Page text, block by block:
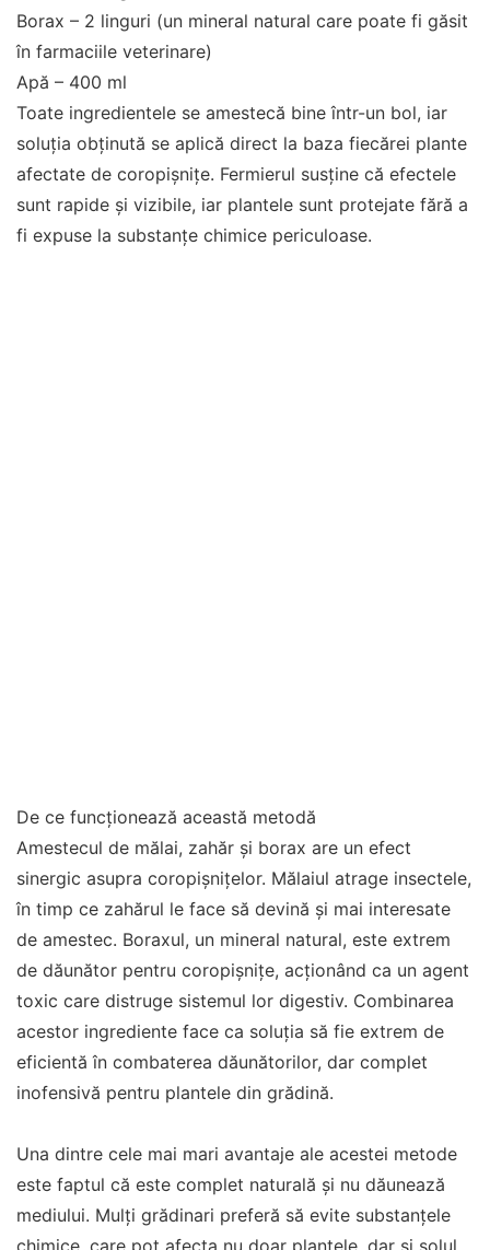
Borax – 2 linguri (un mineral natural care poate fi găsit
în farmaciile veterinare)
Apă – 400 ml
Toate ingredientele se amestecă bine într-un bol, iar
soluția obținută se aplică direct la baza fiecărei plante
afectate de coropișnițe. Fermierul susține că efectele
sunt rapide și vizibile, iar plantele sunt protejate fără a
fi expuse la substanțe chimice periculoase.
De ce funcționează această metodă
Amestecul de mălai, zahăr și borax are un efect
sinergic asupra coropișnițelor. Mălaiul atrage insectele,
în timp ce zahărul le face să devină și mai interesate
de amestec. Boraxul, un mineral natural, este extrem
de dăunător pentru coropișnițe, acționând ca un agent
toxic care distruge sistemul lor digestiv. Combinarea
acestor ingrediente face ca soluția să fie extrem de
eficientă în combaterea dăunătorilor, dar complet
inofensivă pentru plantele din grădină.
Una dintre cele mai mari avantaje ale acestei metode
este faptul că este complet naturală și nu dăunează
mediului. Mulți grădinari preferă să evite substanțele
chimice, care pot afecta nu doar plantele, dar și solul